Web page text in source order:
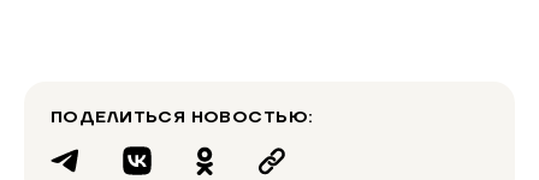
ПОДЕЛИТЬСЯ НОВОСТЬЮ: